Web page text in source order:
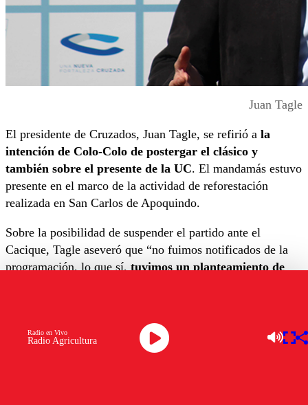
Juan Tagle
El presidente de Cruzados, Juan Tagle, se refirió a la
intención de Colo-Colo de postergar el clásico y
también sobre el presente de la UC. El mandamás estuvo
presente en el marco de la actividad de reforestación
realizada en San Carlos de Apoquindo.
Sobre la posibilidad de suspender el partido ante el
Cacique, Tagle aseveró que “no fuimos notificados de la
programación, lo que sí, tuvimos un planteamiento de
“Nosotros dimos nuestra opinión en el sentido de que
nos
Radio Agricultura
Radio en Vivo